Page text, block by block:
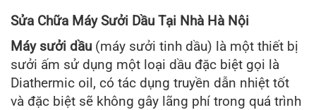
Sửa Chữa Máy Sưởi Dầu Tại Nhà Hà Nội
Máy sưởi dầu (máy sưởi tinh dầu) là một thiết bị
sưởi ấm sử dụng một loại dầu đặc biệt gọi là
Diathermic oil, có tác dụng truyền dẫn nhiệt tốt
và đặc biệt sẽ không gây lãng phí trong quá trình